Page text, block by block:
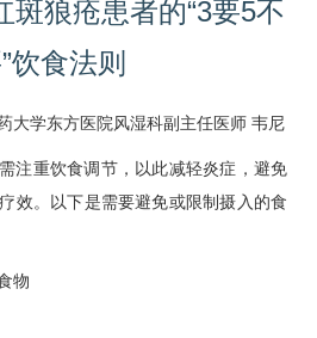
斑狼疮患者的“3要5不
饮食法则
大学东方医院风湿科副主任医师 韦尼
注重饮食调节，以此减轻炎症，避免
效。以下是需要避免或限制摄入的食
物